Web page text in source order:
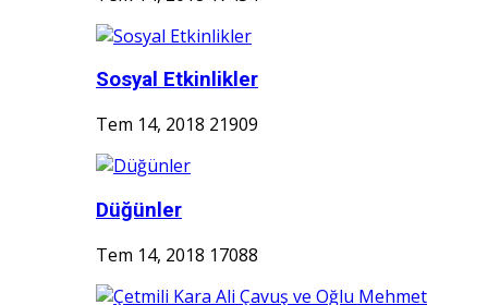
Sosyal Etkinlikler
Tem 14, 2018 21909
Düğünler
Tem 14, 2018 17088